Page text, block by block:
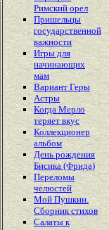
Римский орел
Пришельцы
государственной
важности
Игры для
начинающих
мам
Вариант Геры
Астры
Когда Мерло
теряет вкус
Коллекционер
альбом
День рождения
Бисика (Фрида)
Переломы
челюстей
Мой Пушкин.
Сборник стихов
Салаты к